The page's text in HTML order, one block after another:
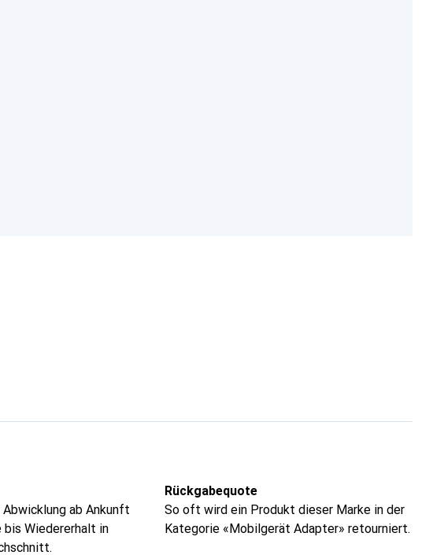
ab Ankunft
Wiedererhalt in
Rückgabequote
So oft wird ein Produkt dieser Marke in der
Kategorie «Mobilgerät Adapter» retourniert.